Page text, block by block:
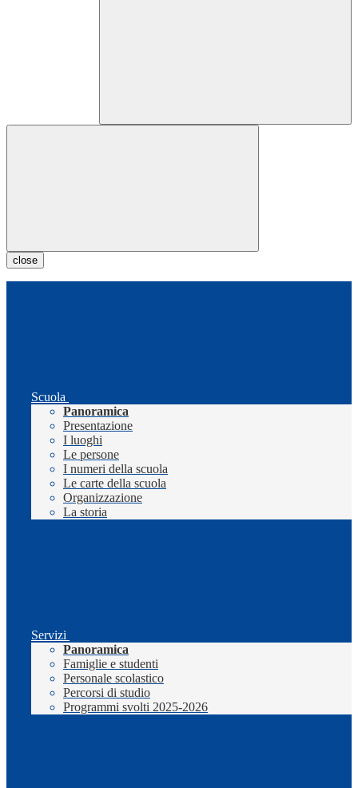
close
Scuola
Panoramica
Presentazione
I luoghi
Le persone
I numeri della scuola
Le carte della scuola
Organizzazione
La storia
Servizi
Panoramica
Famiglie e studenti
Personale scolastico
Percorsi di studio
Programmi svolti 2025-2026